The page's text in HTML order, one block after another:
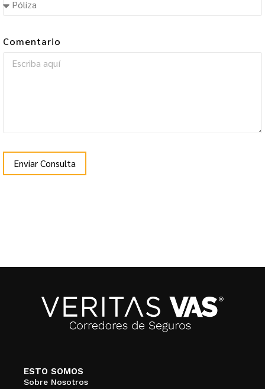
Comentario
Enviar Consulta
ESTO SOMOS
Sobre Nosotros